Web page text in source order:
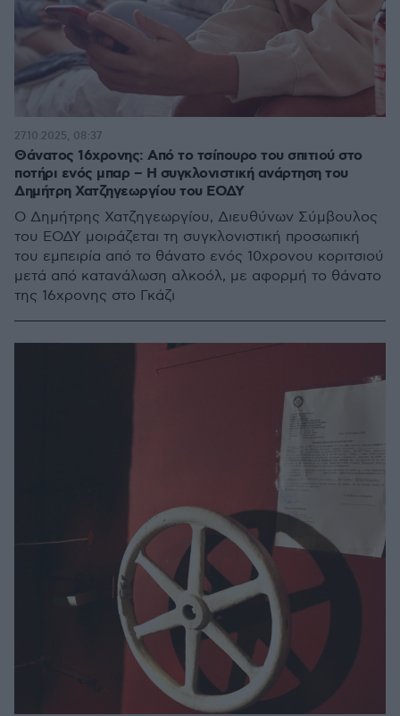
Θάνατος 16χρονης: Από το τσίπουρο του σπιτιού στο
ποτήρι ενός μπαρ – Η συγκλονιστική ανάρτηση του
Δημήτρη Χατζηγεωργίου του ΕΟΔΥ
Ο Δημήτρης Χατζηγεωργίου, Διευθύνων Σύμβουλος
του ΕΟΔΥ μοιράζεται τη συγκλονιστική προσωπική
του εμπειρία από το θάνατο ενός 10χρονου κοριτσιού
μετά από κατανάλωση αλκοόλ, με αφορμή το θάνατο
της 16χρονης στο Γκάζι
27.10.2025, 08:37